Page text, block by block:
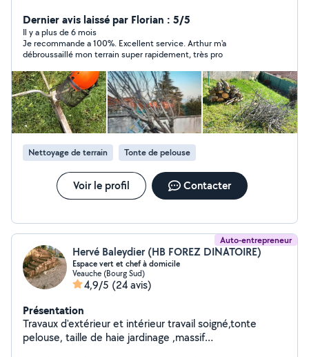
Dernier avis laissé par Florian : 5/5
Il y a plus de 6 mois
Je recommande a 100%. Excellent service. Arthur m'a
débroussaillé mon terrain super rapidement, très pro
Nettoyage de terrain Tonte de pelouse
Voir le profil Contacter
Auto-entrepreneur
Hervé Baleydier (HB FOREZ DINATOIRE)
Espace vert et chef à domicile
Veauche (Bourg Sud)
4,9/5 (24 avis)
Présentation
Travaux d'extérieur et intérieur travail soigné,tonte
pelouse, taille de haie jardinage ,massif